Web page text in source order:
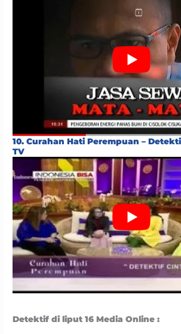
10. Curahan Hati Perempuan –
TV
Detektif di liput 16 Media Online :